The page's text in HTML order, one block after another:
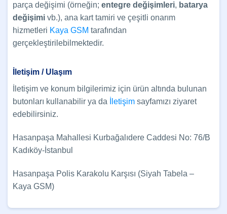
parça değişimi (örneğin; entegre değişimleri, batarya
değişimi vb.), ana kart tamiri ve çeşitli onarım
hizmetleri Kaya GSM tarafından
gerçekleştirilebilmektedir.
İletişim / Ulaşım
İletişim ve konum bilgilerimiz için ürün altında bulunan
butonları kullanabilir ya da
İletişim sayfamızı ziyaret
edebilirsiniz.
Hasanpaşa Mahallesi Kurbağalıdere Caddesi No: 76/B
Kadıköy-İstanbul
Hasanpaşa Polis Karakolu Karşısı (Siyah Tabela –
Kaya GSM)